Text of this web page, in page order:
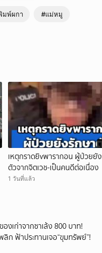
พ์ผกา #แม่หมู
เหตุกราดยิvพารากอน ผู้ป่วยยั
ตัวจากจิตเวช-เป็นคนดีต่อเนื่อง
1 วันที่แล้ว
องเก่าจากซาเล้ง 800 บาท!
ก ฟ้าประทานเจอ“ขุมทรัพย์”!